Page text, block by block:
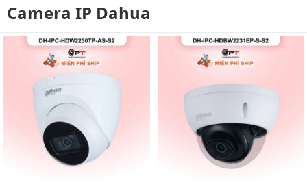
Camera IP Dahua